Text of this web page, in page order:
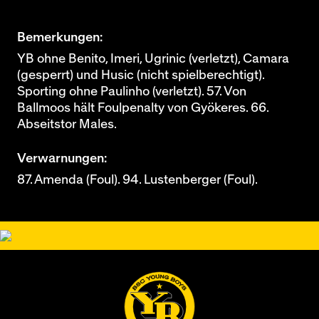
Bemerkungen:
YB ohne Benito, Imeri, Ugrinic (verletzt), Camara
(gesperrt) und Husic (nicht spielberechtigt).
Sporting ohne Paulinho (verletzt). 57. Von
Ballmoos hält Foulpenalty von Gyökeres. 66.
Abseitstor Males.
Verwarnungen:
87. Amenda (Foul). 94. Lustenberger (Foul).